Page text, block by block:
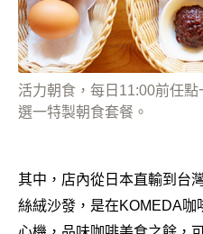
活力朝食，每日11:00前任
選一特製朝食套餐。
其中，店內從日本直輸到台
絲絨沙發，是在KOMEDA